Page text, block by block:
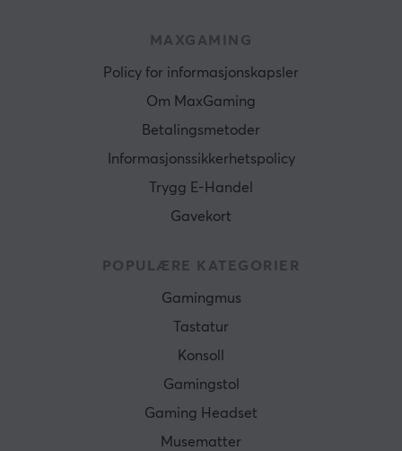
MAXGAMING
Policy for informasjonskapsler
Om MaxGaming
Betalingsmetoder
Informasjonssikkerhetspolicy
Trygg E-Handel
Gavekort
POPULÆRE KATEGORIER
Gamingmus
Tastatur
Konsoll
Gamingstol
Gaming Headset
Musematter